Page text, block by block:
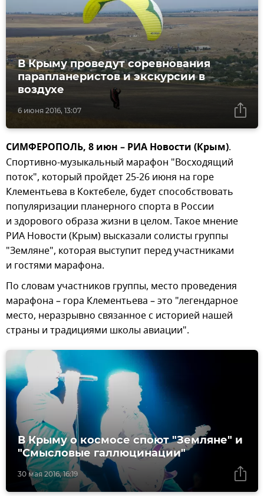
6 июня 2016, 13:07
В Крыму проведут соревнования
парапланеристов и экскурсии в
воздухе
СИМФЕРОПОЛЬ, 8 июн – РИА Новости (Крым).
Спортивно-музыкальный марафон "Восходящий
поток", который пройдет 25-26 июня на горе
Клементьева в Коктебеле, будет способствовать
популяризации планерного спорта в России
и здорового образа жизни в целом. Такое мнение
РИА Новости (Крым) высказали солисты группы
"Земляне", которая выступит перед участниками
и гостями марафона.
По словам участников группы, место проведения
марафона – гора Клементьева – это "легендарное
место, неразрывно связанное с историей нашей
страны и традициями школы авиации".
30 мая 2016, 16:19
В Крыму о космосе споют "Земляне" и
"Смысловые галлюцинации"